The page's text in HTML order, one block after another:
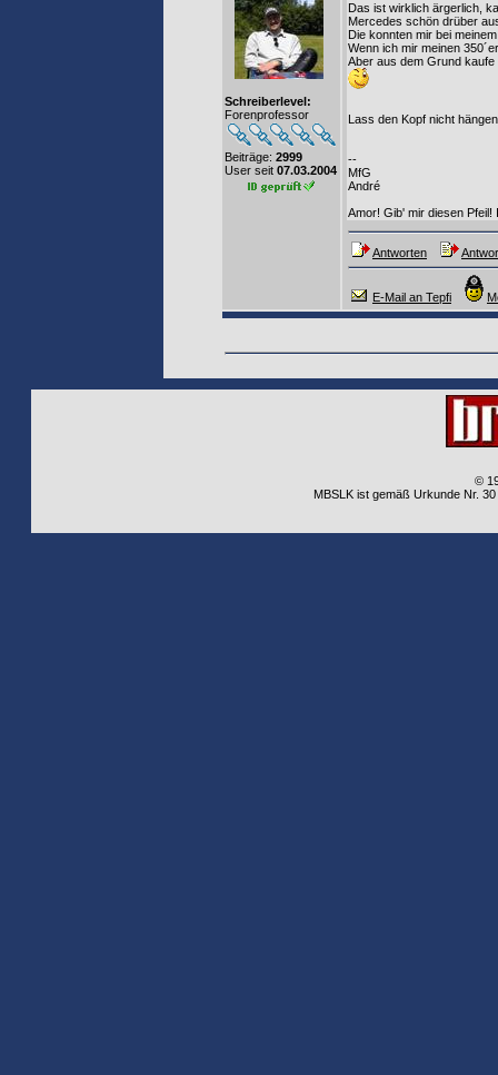
Schreiberlevel:
Forenprofessor
Beiträge: 2999
User seit 07.03.2004
Das ist wirklich ärgerlich,
Mercedes schön drüber
Die konnten mir bei
Wenn ich mir meinen
Aber aus dem Grund
Lass den Kopf nicht
--
MfG
André
Amor! Gib' mir diesen
Antworten
E-Mail an Tepfi
©
MBSLK ist gemäß Urkunde Nr.